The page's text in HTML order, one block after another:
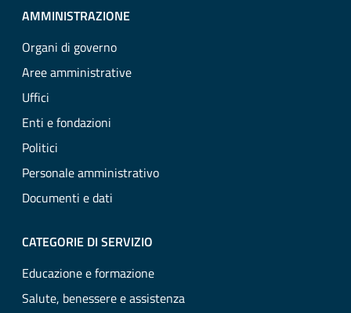
AMMINISTRAZIONE
Organi di governo
Aree amministrative
Uffici
Enti e fondazioni
Politici
Personale amministrativo
Documenti e dati
CATEGORIE DI SERVIZIO
Educazione e formazione
Salute, benessere e assistenza